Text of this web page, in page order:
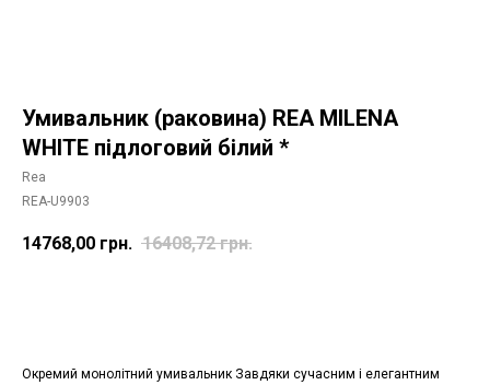
Умивальник (раковина) REA MILENA
WHITE підлоговий білий *
Rea
REA-U9903
14768,00 грн. 16408,72 грн.
Окремий монолітний умивальник Завдяки сучасним і елегантним